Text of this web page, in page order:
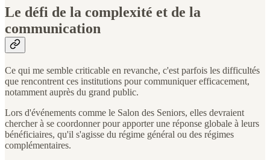
Le défi de la complexité et de la
communication
Ce qui me semble criticable en revanche, c'est parfois les difficultés
que rencontrent ces institutions pour communiquer efficacement,
notamment auprès du grand public.
Lors d'événements comme le Salon des Seniors, elles devraient
chercher à se coordonner pour apporter une réponse globale à leurs
bénéficiaires, qu'il s'agisse du régime général ou des régimes
complémentaires.